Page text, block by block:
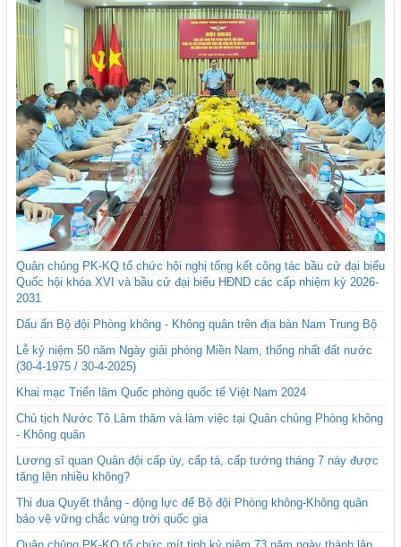
Quân chủng PK-KQ tổ chức hội nghị tổng kết công tác bầu cử đại biểu
Quốc hội khóa XVI và bầu cử đại biểu HĐND các cấp nhiệm kỳ 2026-
2031
Dấu ấn Bộ đội Phòng không - Không quân trên địa bàn Nam Trung Bộ
Lễ kỷ niệm 50 năm Ngày giải phóng Miền Nam, thống nhất đất nước
(30-4-1975 / 30-4-2025)
Khai mạc Triển lãm Quốc phòng quốc tế Việt Nam 2024
Chủ tịch Nước Tô Lâm thăm và làm việc tại Quân chủng Phòng không
- Không quân
Lương sĩ quan Quân đội cấp úy, cấp tá, cấp tướng tháng 7 này được
tăng lên nhiều không?
Thi đua Quyết thắng - động lực để Bộ đội Phòng không-Không quân
bảo vệ vững chắc vùng trời quốc gia